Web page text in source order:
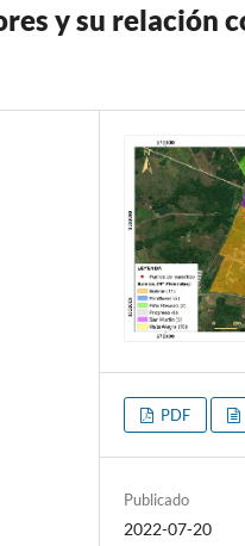
y su relación
PDF
Publicado
2022-07-20